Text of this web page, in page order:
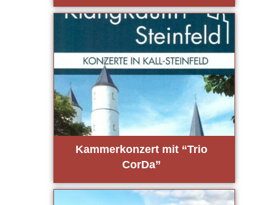
Kam­mer­kon­zert mit “Trio
CorDa”